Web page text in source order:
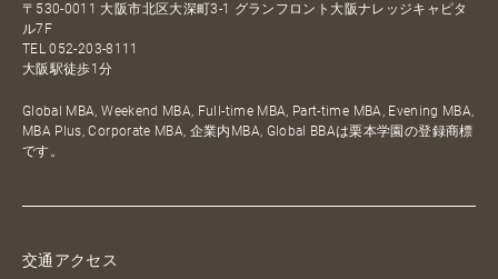
〒530-0011 大阪市北区大深町3-1 グランフロント大阪ナレッジキャピタ
ル7F
TEL052-203-8111
大阪駅徒歩1分
Global MBA, Weekend MBA, Full-time MBA, Part-time MBA, Evening MBA,
MBA Plus, Corporate MBA, 企業内MBA, Global BBAは栗本学園の登録商標
です。
交通アクセス